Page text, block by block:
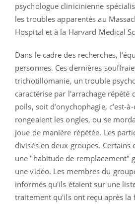
psychologue clinicinienne
les troubles apparentés au
Hospital et à la Harvard Medical
Dans le cadre des recherches,
personnes. Ces dernières
trichotillomanie, un trouble
caractérise par l'arrachage répété
poils, soit d’onychophagie, c’est-
rongeaient les ongles, ou se
joue de manière répétée. Les
divisés en deux groupes.
une "habitude de remplacement"
une vidéo. Les membres du
informés qu'ils étaient sur une
traitement qu'ils ont reçu après la